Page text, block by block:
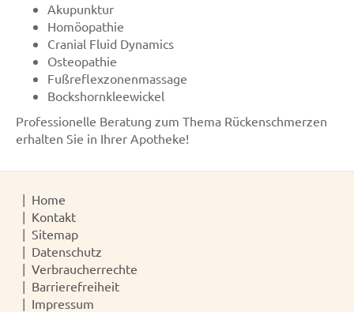
Akupunktur
Homöopathie
Cranial Fluid Dynamics
Osteopathie
Fußreflexzonenmassage
Bockshornkleewickel
Professionelle Beratung zum Thema Rückenschmerzen
erhalten Sie in Ihrer Apotheke!
Home
Kontakt
Sitemap
Datenschutz
Verbraucherrechte
Barrierefreiheit
Impressum